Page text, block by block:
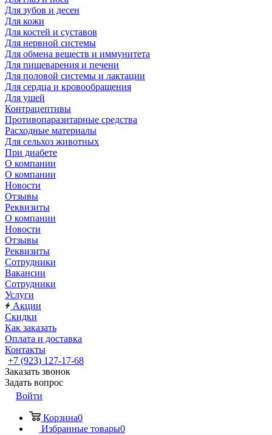
Для зубов и десен
Для кожи
Для костей и суставов
Для нервной системы
Для обмена веществ и иммунитета
Для пищеварения и печени
Для половой системы и лактации
Для сердца и кровообращения
Для ушей
Контрацептивы
Противопаразитарные средства
Расходные материалы
Для сельхоз животных
При диабете
О компании
О компании
Новости
Отзывы
Реквизиты
О компании
Новости
Отзывы
Реквизиты
Сотрудники
Вакансии
Сотрудники
Услуги
Акции
Скидки
Как заказать
Оплата и доставка
Контакты
+7 (923) 127-17-68
Заказать звонок
Задать вопрос
Войти
Корзина0
Избранные товары0